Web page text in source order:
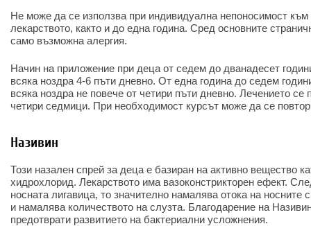
Не може да се използва при индивидуална непоносимост към
лекарството, както и до една година. Сред основните
само възможна алергия.
Начин на приложение при деца от седем до дванадесет
всяка ноздра 4-6 пъти дневно. От една година до седем
всяка ноздра не повече от четири пъти дневно. Лечението се
четири седмици. При необходимост курсът може да се
Називин
Този назален спрей за деца е базиран на активно вещество
хидрохлорид. Лекарството има вазоконстрикторен ефект.
носната лигавица, то значително намалява отока на
и намалява количеството на слузта. Благодарение на
предотврати развитието на бактериални усложнения.